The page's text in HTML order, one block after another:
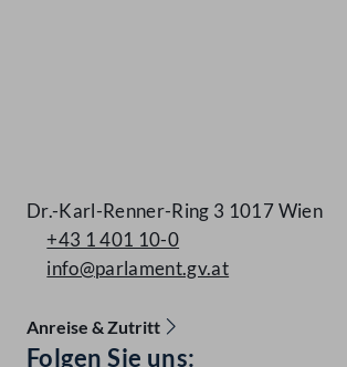
Accessibility Menu anzeigen
Dr.-Karl-Renner-Ring 3 1017 Wien
+43 1 401 10-0
info@parlament.gv.at
Anreise & Zutritt
Folgen Sie uns: